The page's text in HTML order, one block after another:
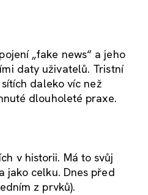
„fake news“ a jeho
daty uživatelů. Tristní
daleko víc než
dlouholeté praxe.
v historii. Má to svůj
jako celku. Dnes před
z prvků).